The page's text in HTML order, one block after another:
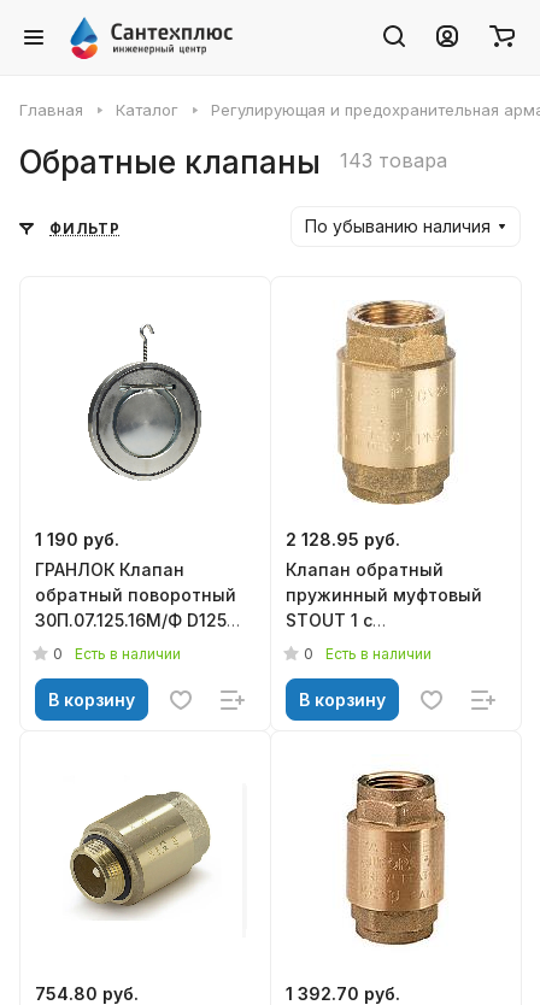
Главная Каталог Регулирующая и предохранительная
Обратные клапаны 143 товара
ФИЛЬТР По убыванию наличия
1 190 руб.
ГРАНЛОК Клапан
обратный поворотный
30П.07.125.16М/Ф D125
PN16 Tmax=110
0 Есть в наличии
В корзину
2 128.95 руб.
Клапан обратный
пружинный муфтовый
STOUT 1 с
металлическим седлом
0 Есть в наличии
В корзину
754.80 руб.
1 392.70 руб.